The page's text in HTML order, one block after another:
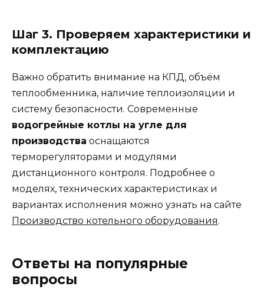
Шаг 3. Проверяем характеристики и
комплектацию
Важно обратить внимание на КПД, объём
теплообменника, наличие теплоизоляции и
систему безопасности. Современные
водогрейные котлы на угле для
производства оснащаются
терморегуляторами и модулями
дистанционного контроля. Подробнее о
моделях, технических характеристиках и
вариантах исполнения можно узнать на сайте
Производство котельного оборудования.
Ответы на популярные
вопросы